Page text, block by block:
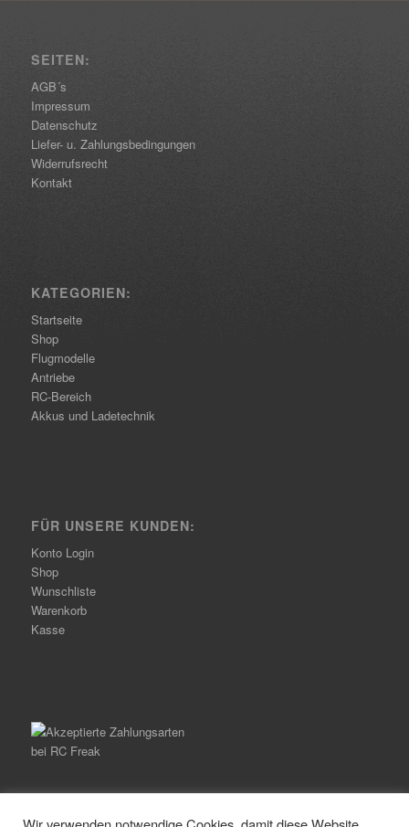
SEITEN:
AGB´s
Impressum
Datenschutz
Liefer- u. Zahlungsbedingungen
Widerrufsrecht
Kontakt
KATEGORIEN:
Startseite
Shop
Flugmodelle
Antriebe
RC-Bereich
Akkus und Ladetechnik
FÜR UNSERE KUNDEN:
Konto Login
Shop
Wunschliste
Warenkorb
Kasse